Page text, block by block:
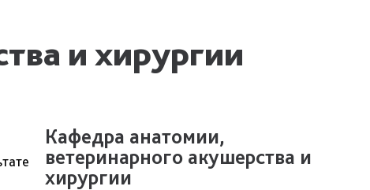
и хирургии
Кафедра анатомии,
ветеринарного акушерства и
хирургии